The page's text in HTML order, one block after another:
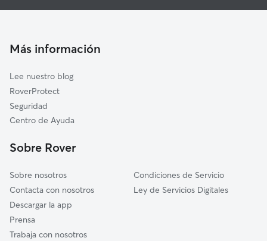
Alberite
Murillo de Río Leza
Entrena
Sojuela
Cuidadores a domicilio en Leza-De-Rio-Leza
Más información
Lee nuestro blog
RoverProtect
Seguridad
Centro de Ayuda
Sobre Rover
Sobre nosotros
Contacta con nosotros
Descargar la app
Prensa
Trabaja con nosotros
Condiciones de Servicio
Ley de Servicios Digitales